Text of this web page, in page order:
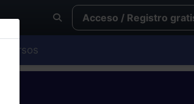
Acceso / Registro
Cursos